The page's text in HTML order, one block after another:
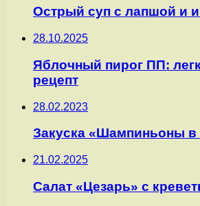
Острый суп с лапшой и
28.10.2025
Яблочный пирог ПП:
рецепт
28.02.2023
Закуска «Шампиньоны в
21.02.2025
Салат «Цезарь» с